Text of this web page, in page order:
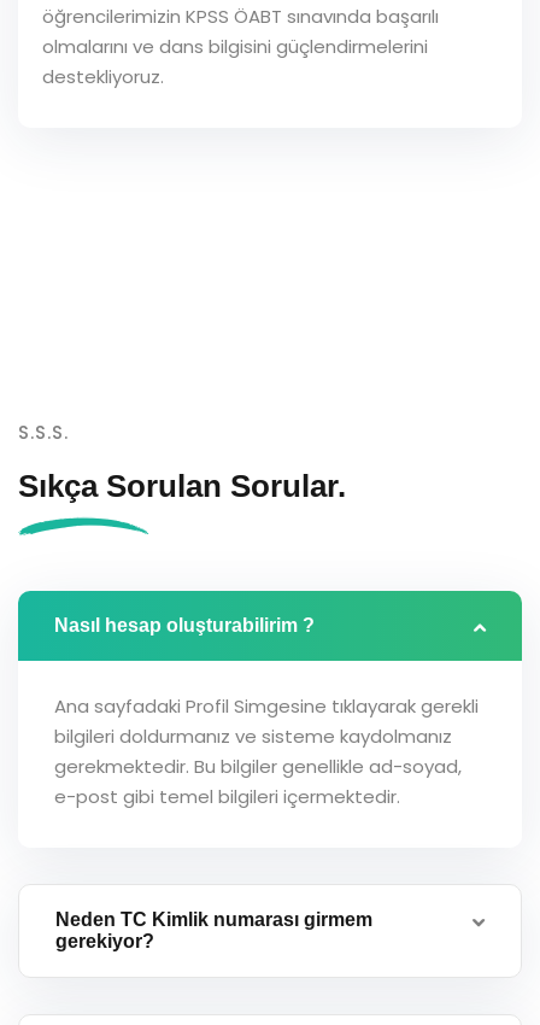
öğrencilerimizin KPSS ÖABT sınavında başarılı
olmalarını ve dans bilgisini güçlendirmelerini
destekliyoruz.
S.S.S.
Sıkça Sorulan Sorular.
Nasıl hesap oluşturabilirim ?
Ana sayfadaki Profil Simgesine tıklayarak gerekli
bilgileri doldurmanız ve sisteme kaydolmanız
gerekmektedir. Bu bilgiler genellikle ad-soyad,
e-post gibi temel bilgileri içermektedir.
Neden TC Kimlik numarası girmem
gerekiyor?